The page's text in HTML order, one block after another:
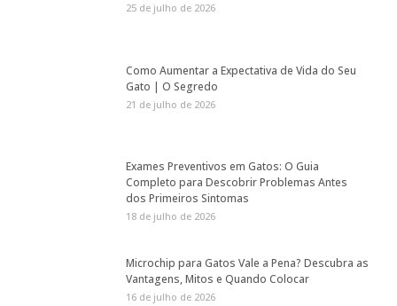
25 de julho de 2026
Como Aumentar a Expectativa de Vida do Seu
Gato | O Segredo
21 de julho de 2026
Exames Preventivos em Gatos: O Guia
Completo para Descobrir Problemas Antes
dos Primeiros Sintomas
18 de julho de 2026
Microchip para Gatos Vale a Pena? Descubra as
Vantagens, Mitos e Quando Colocar
16 de julho de 2026